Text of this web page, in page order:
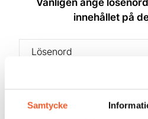
Samtycke
Vänligen ange
innehållet på